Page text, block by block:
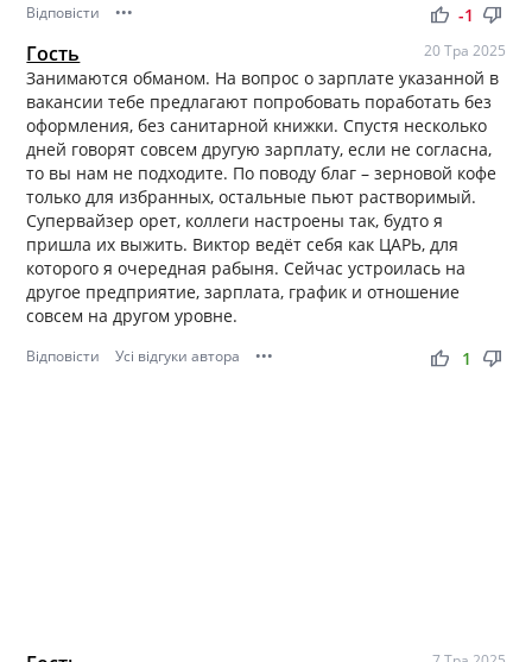
Відповісти ••• thumb_up thumb_down
-1
Гость 20 Тра 2025
Занимаются обманом. На вопрос о зарплате указанной в
вакансии тебе предлагают попробовать поработать без
оформления, без санитарной книжки. Спустя несколько
дней говорят совсем другую зарплату, если не согласна,
то вы нам не подходите. По поводу благ – зерновой кофе
только для избранных, остальные пьют растворимый.
Супервайзер орет, коллеги настроены так, будто я
пришла их выжить. Виктор ведёт себя как ЦАРЬ, для
которого я очередная рабыня. Сейчас устроилась на
другое предприятие, зарплата, график и отношение
совсем на другом уровне.
Відповісти Усі відгуки автора ••• thumb_up thumb_down
1